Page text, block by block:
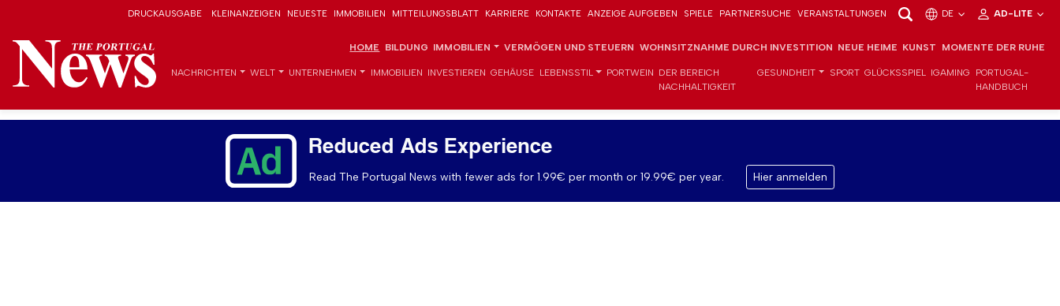
DRUCKAUSGABE KLEINANZEIGEN NEUESTE IMMOBILIEN MITTEILUNGSBLATT KARRIERE KONTAKTE ANZEIGE AUFGEBEN SPIELE PARTNERSUCHE VERANSTALTUNGEN DE AD-LITE
HOME BILDUNG IMMOBILIEN VERMÖGEN UND STEUERN WOHNSITZNAHME DURCH INVESTITION NEUE HEIME KUNST MOMENTE DER RUHE
NACHRICHTEN WELT UNTERNEHMEN IMMOBILIEN INVESTIEREN GEHÄUSE LEBENSSTIL PORTWEIN DER BEREICH
NACHHALTIGKEIT
GESUNDHEIT SPORT GLÜCKSSPIEL IGAMING
PORTUGAL-
HANDBUCH
Reduced Ads Experience
Read The Portugal News with fewer ads for 1.99€ per month or 19.99€ per year. Hier anmelden